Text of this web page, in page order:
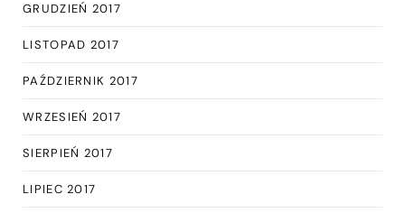
GRUDZIEŃ 2017
LISTOPAD 2017
PAŹDZIERNIK 2017
WRZESIEŃ 2017
SIERPIEŃ 2017
LIPIEC 2017